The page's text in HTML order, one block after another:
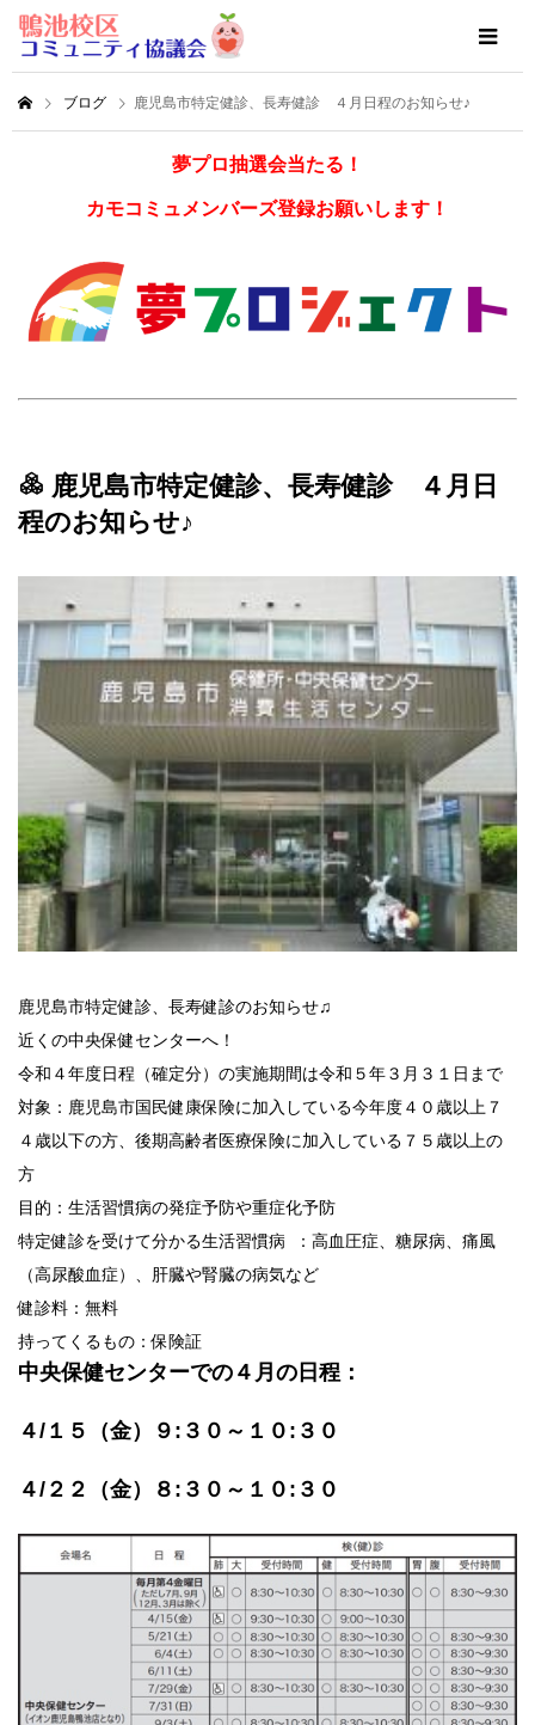
ブログ 鹿児島市特定健診、長寿健診 ４月日程のお知らせ♪
夢プロ抽選会当たる！
カモコミュメンバーズ登録お願いします！
鹿児島市特定健診、長寿健診 ４月日
程のお知らせ♪
鹿児島市特定健診、長寿健診のお知らせ♫
近くの中央保健センターへ！
令和４年度日程（確定分）の実施期間は令和５年３月３１日まで
対象：鹿児島市国民健康保険に加入している今年度４０歳以上７
４歳以下の方、後期高齢者医療保険に加入している７５歳以上の
方
目的：生活習慣病の発症予防や重症化予防
特定健診を受けて分かる生活習慣病 ：高血圧症、糖尿病、痛風
（高尿酸血症）、肝臓や腎臓の病気など
健診料：無料
持ってくるもの：保険証
中央保健センターでの４月の日程：
４/１５（金）９:３０～１０:３０
４/２２（金）８:３０～１０:３０